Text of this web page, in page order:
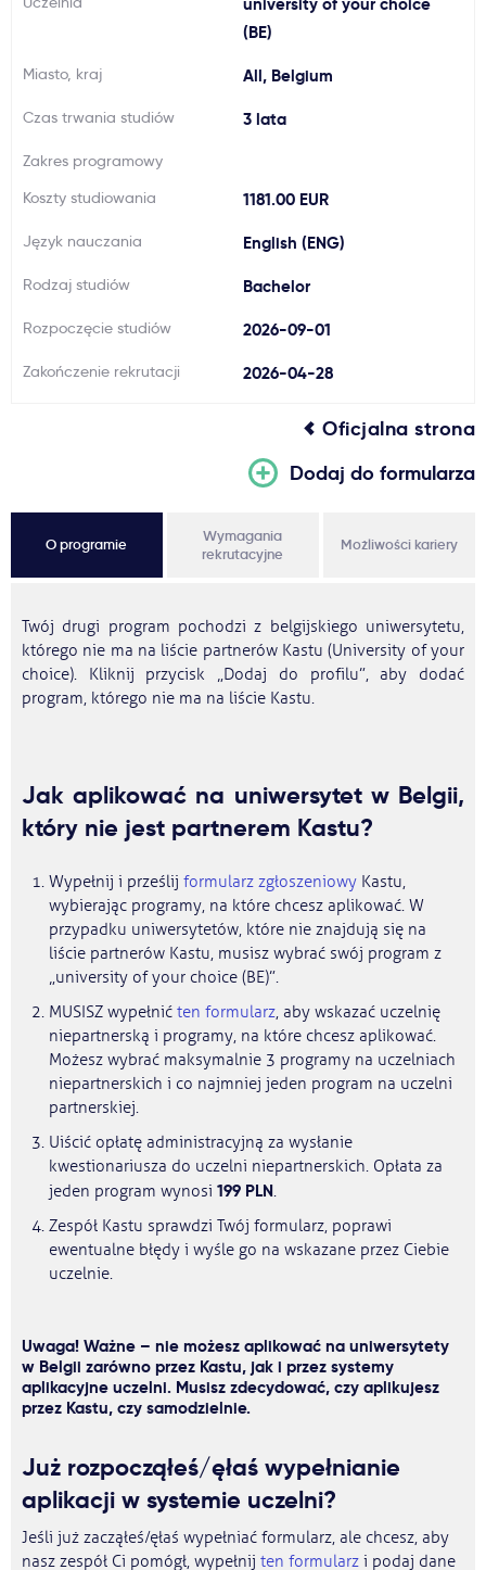
Dlaczego Kastu?
(BE)
Miasto, kraj All, Belgium
Czas trwania studiów 3 lata
Zakres programowy
Koszty studiowania
1181.00 EUR
Język nauczania English (ENG)
Rodzaj studiów Bachelor
Rozpoczęcie studiów 2026-09-01
Zakończenie rekrutacji 2026-04-28
Oficjalna strona
Dodaj do formularza
O programie
Wymagania
rekrutacyjne
Możliwości kariery
Twój drugi program pochodzi z belgijskiego uniwersytetu,
którego nie ma na liście partnerów Kastu (University of your
choice). Kliknij przycisk „Dodaj do profilu”, aby dodać
program, którego nie ma na liście Kastu.
Jak aplikować na uniwersytet w Belgii,
który nie jest partnerem Kastu?
Wypełnij i prześlij formularz zgłoszeniowy Kastu,
wybierając programy, na które chcesz aplikować. W
przypadku uniwersytetów, które nie znajdują się na
liście partnerów Kastu, musisz wybrać swój program z
„university of your choice (BE)”.
MUSISZ wypełnić ten formularz, aby wskazać uczelnię
niepartnerską i programy, na które chcesz aplikować.
Możesz wybrać maksymalnie 3 programy na uczelniach
niepartnerskich i co najmniej jeden program na uczelni
partnerskiej.
Uiścić opłatę administracyjną za wysłanie
kwestionariusza do uczelni niepartnerskich. Opłata za
jeden program wynosi 199 PLN.
Zespół Kastu sprawdzi Twój formularz, poprawi
ewentualne błędy i wyśle go na wskazane przez Ciebie
uczelnie.
Uwaga! Ważne – nie możesz aplikować na uniwersytety
w Belgii zarówno przez Kastu, jak i przez systemy
aplikacyjne uczelni. Musisz zdecydować, czy aplikujesz
przez Kastu, czy samodzielnie.
Już rozpocząłeś/ęłaś wypełnianie
aplikacji w systemie uczelni?
Jeśli już zacząłeś/ęłaś wypełniać formularz, ale chcesz, aby
nasz zespół Ci pomógł, wypełnij ten formularz i podaj dane